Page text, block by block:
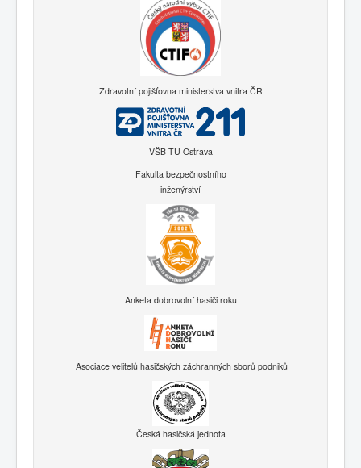
Zdravotní pojišťovna ministerstva vnitra ČR
VŠB-TU Ostrava
Fakulta bezpečnostního
inženýrství
Anketa dobrovolní hasiči roku
Asociace velitelů hasičských záchranných sborů podniků
Česká hasičská jednota